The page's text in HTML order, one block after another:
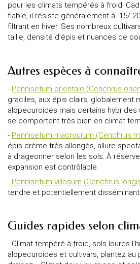
pour les climats tempérés à froid.
fiable, il résiste généralement à -15/-
filtrant en hiver. Ses nombreux
taille, densité d’épis et nuances de
Autres espèces à
- Pennisetum orientale (Cenchrus
graciles, aux épis clairs, globalement
alopecuroides mais certains hybrides
se comportent très bien en climat
- Pennisetum macrourum (Cenchrus
épis crème très allongés, allure
à drageonner selon les sols. À
expansion est contrôlable.
- Pennisetum villosum (Cenchrus
tendre et potentiellement
Guides rapides selon
- Climat tempéré à froid, sols lourds
alopecuroides et cultivars, plantez au